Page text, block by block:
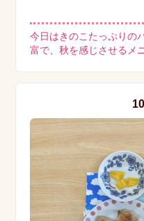
今日はきのこたっぷりの
富で、秋を感じさせるメ